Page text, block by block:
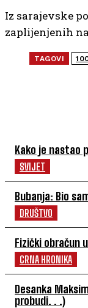
Kako je nastao
SVIJET
Bubanja: Bio
DRUŠTVO
Fizički obračun
CRNA HRONIKA
Desanka
probudi. . .)
Iz sarajevske
zaplijenjenih
TAGOVI